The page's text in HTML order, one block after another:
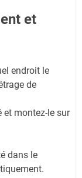
et
endroit le
de
et montez-le sur
dans le